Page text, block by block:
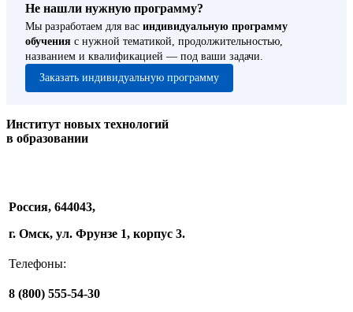
Не нашли нужную программу?
Мы разработаем для вас индивидуальную программу
обучения с нужной тематикой, продолжительностью,
названием и квалификацией — под ваши задачи.
Заказать индивидуальную программу
Институт новых технологий
в образовании
Россия, 644043,
г. Омск, ул. Фрунзе 1, корпус 3.
Телефоны:
8 (800) 555-54-30